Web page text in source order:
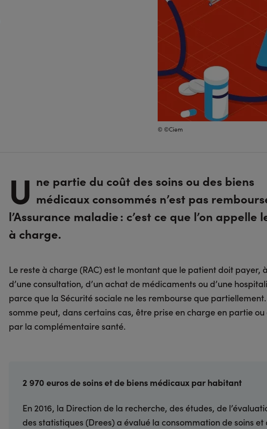
© ©Ciem
U ne partie du coût des soins ou des biens
médicaux consommés n’est pas
l’Assurance maladie : c’est ce que l’on appelle
à charge.
Le reste à charge (RAC) est le montant que le patient doit payer,
d’une consultation, d’un achat de médicaments ou d’une
parce que la Sécurité sociale ne les rembourse que
somme peut, dans certains cas, être prise en charge en partie
par la complémentaire santé.
2 970 euros de soins et de biens médicaux par habitant
En 2016, la Direction de la recherche, des études, de
des statistiques (Drees) a évalué la consommation de soins et